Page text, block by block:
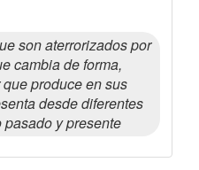
son aterrorizados por
cambia de forma,
produce en sus
desde diferentes
y presente